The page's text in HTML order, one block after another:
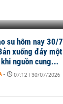
su hôm nay 30/7:
xuống đáy một
nguồn cung...
- 07:12 | 30/07/2026